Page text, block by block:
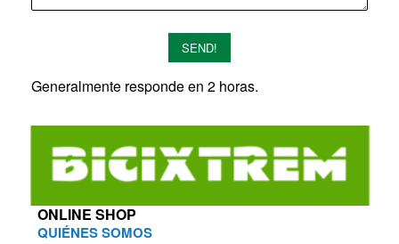
SEND!
Generalmente responde en 2 horas.
ONLINE SHOP
QUIÉNES SOMOS